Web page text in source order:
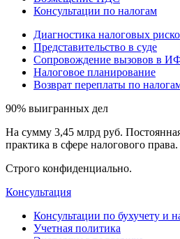
Консультации по налогам
Диагностика налоговых
Представительство в суде
Сопровождение вызовов в
Налоговое планирование
Возврат переплаты по
90% выигранных дел
На сумму 3,45 млрд руб.
практика в сфере налогового права.
Строго конфиденциально.
Консультация
Консультации по бухучету и
Учетная политика